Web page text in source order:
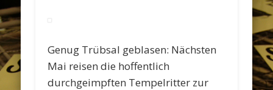
Genug Trübsal geblasen: Nächsten
Mai reisen die hoffentlich
durchgeimpften Tempelritter zur